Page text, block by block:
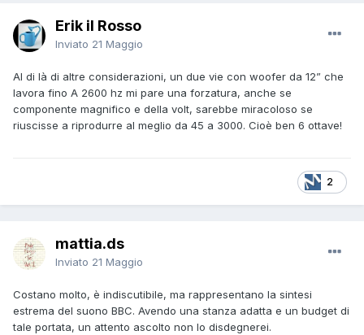
Erik il Rosso
Inviato 21 Maggio
Al di là di altre considerazioni, un due vie con woofer da 12” che
lavora fino A 2600 hz mi pare una forzatura, anche se
componente magnifico e della volt, sarebbe miracoloso se
riuscisse a riprodurre al meglio da 45 a 3000. Cioè ben 6 ottave!
2
mattia.ds
Inviato 21 Maggio
Costano molto, è indiscutibile, ma rappresentano la sintesi
estrema del suono BBC. Avendo una stanza adatta e un budget di
tale portata, un attento ascolto non lo disdegnerei.